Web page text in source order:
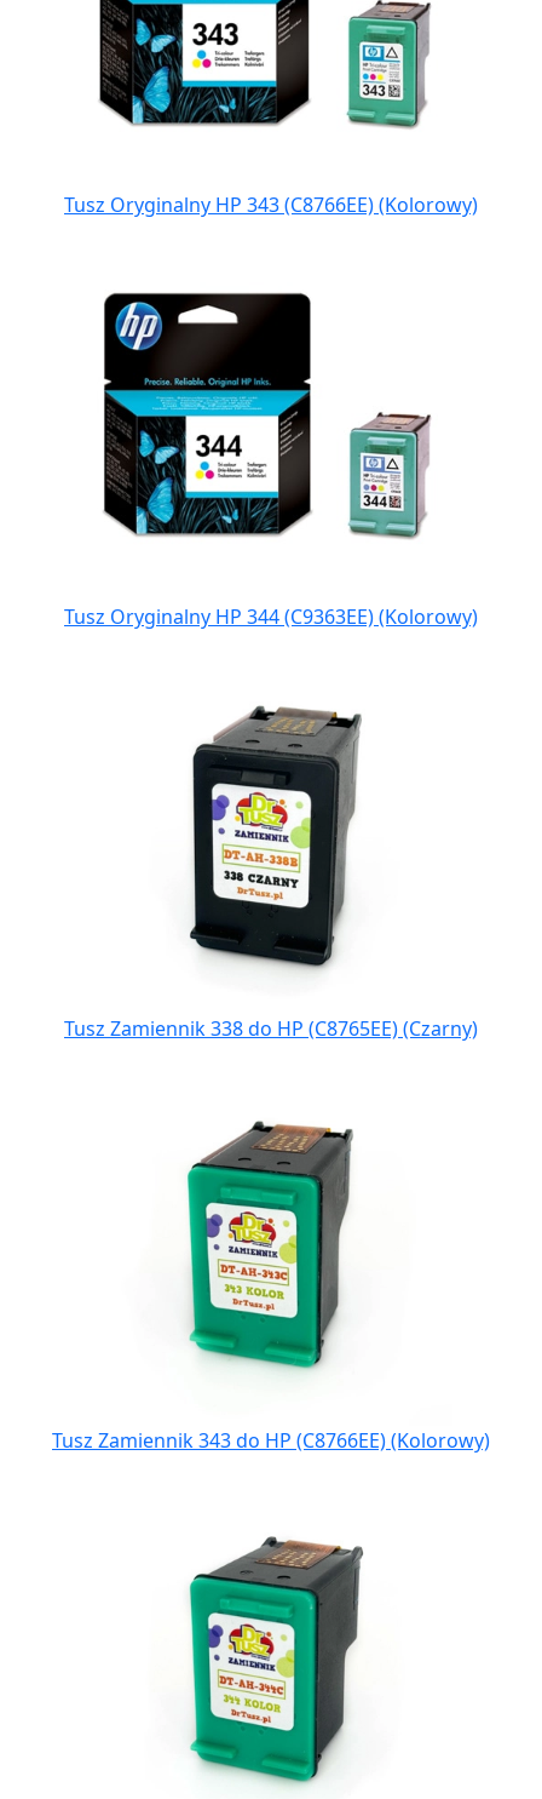
Tusz Oryginalny HP 343 (C8766EE) (Kolorowy)
Tusz Oryginalny HP 344 (C9363EE) (Kolorowy)
Tusz Zamiennik 338 do HP (C8765EE) (Czarny)
Tusz Zamiennik 343 do HP (C8766EE) (Kolorowy)